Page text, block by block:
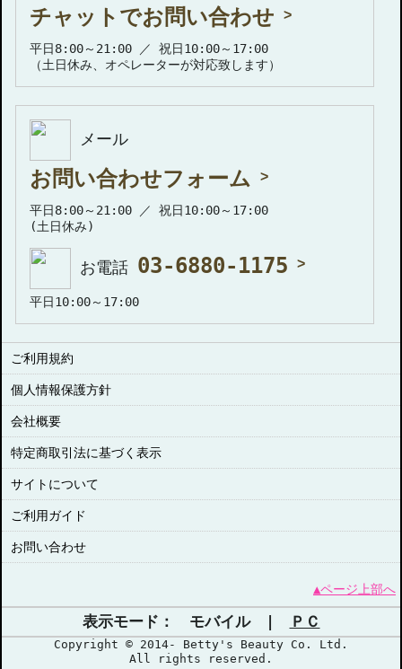
チャットでお問い合わせ
平日8:00～21:00 ／ 祝日10:00～17:00
（土日休み、オペレーターが対応致します）
メール
お問い合わせフォーム
平日8:00～21:00 ／ 祝日10:00～17:00
(土日休み)
お電話 03-6880-1175
平日10:00～17:00
ご利用規約
個人情報保護方針
会社概要
特定商取引法に基づく表示
サイトについて
ご利用ガイド
お問い合わせ
▲ページ上部へ
表示モード： モバイル | ＰＣ
Copyright © 2014- Betty's Beauty Co. Ltd.
All rights reserved.